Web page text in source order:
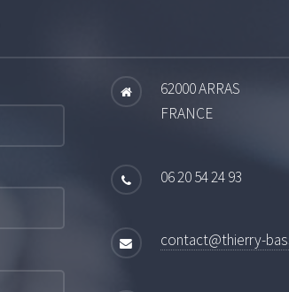
62000 ARRAS
FRANCE
06 20 54 24 93
contact@thierry-